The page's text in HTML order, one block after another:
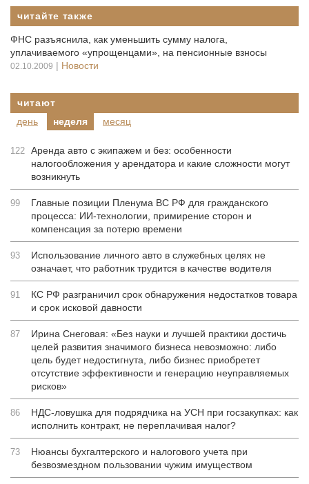
читайте также
ФНС разъяснила, как уменьшить сумму налога,
уплачиваемого «упрощенцами», на пенсионные взносы
02.10.2009 | Новости
читают
день
неделя месяц
122 Аренда авто с экипажем и без: особенности
налогообложения у арендатора и какие сложности могут
возникнуть
99
Главные позиции Пленума ВС РФ для гражданского
процесса: ИИ-технологии, примирение сторон и
компенсация за потерю времени
93
Использование личного авто в служебных целях не
означает, что работник трудится в качестве водителя
91
КС РФ разграничил срок обнаружения недостатков товара
и срок исковой давности
87
Ирина Снеговая: «Без науки и лучшей практики достичь
целей развития значимого бизнеса невозможно: либо
цель будет недостигнута, либо бизнес приобретет
отсутствие эффективности и генерацию неуправляемых
рисков»
86
НДС-ловушка для подрядчика на УСН при госзакупках: как
исполнить контракт, не переплачивая налог?
73
Нюансы бухгалтерского и налогового учета при
безвозмездном пользовании чужим имуществом